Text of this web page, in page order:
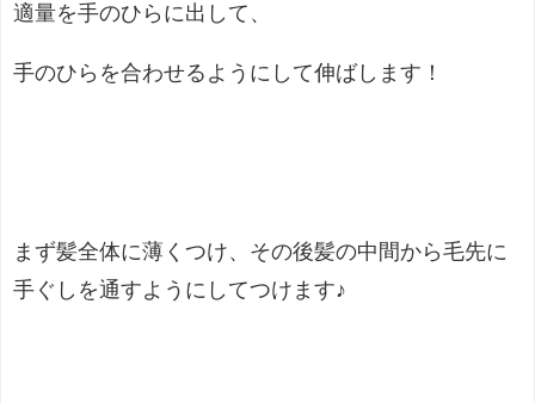
適量を手のひらに出して、
手のひらを合わせるようにして伸ばします！
まず髪全体に薄くつけ、その後髪の中間から毛先に
手ぐしを通すようにしてつけます♪